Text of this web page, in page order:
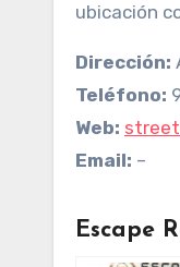
ubicación
Dirección:
Teléfono:
Web:
Email: –
Escape